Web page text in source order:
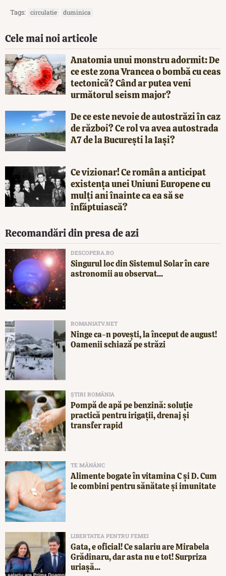
Tags: circulatie duminica
Cele mai noi articole
Anatomia unui monstru adormit: De
ce este zona Vrancea o bombă cu ceas
tectonică? Când ar putea veni
următorul seism major?
De ce este nevoie de autostrăzi în caz
de război? Ce rol va avea autostrada
A7 de la București la Iași?
Ce vizionar! Ce român a anticipat
existența unei Uniuni Europene cu
mulți ani înainte ca ea să se
înfăptuiască?
Recomandări din presa de azi
DESCOPERA.RO
Singurul loc din Sistemul Solar în care
astronomii au observat...
ROMANIATV.NET
Ninge ca-n povești, la început de august!
Oamenii schiază pe străzi
ȘTIRI ROMÂNIA
Pompă de apă pe benzină: soluție
practică pentru irigații, drenaj și
transfer rapid
TE MĂNÂNC
Alimente bogate în vitamina C și D. Cum
le combini pentru sănătate și imunitate
LIBERTATEA PENTRU FEMEI
Gata, e oficial! Ce salariu are Mirabela
Grădinaru, dar asta nu e tot! Surpriza
uriașă...